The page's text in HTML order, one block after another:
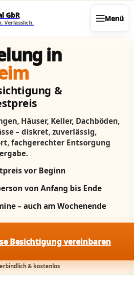
GbR
Verlässlich. Menü
in
&
Häuser, Keller, Dachböden,
– diskret, zuverlässig,
fachgerechter Entsorgung
vor Beginn
von Anfang bis Ende
– auch am Wochenende
Besichtigung vereinbaren
& kostenlos